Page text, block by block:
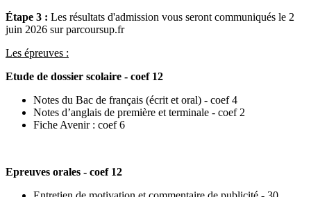
Étape 3 : Les résultats d'admission vous seront communiqués le 2
juin 2026 sur parcoursup.fr
Les épreuves :
Etude de dossier scolaire - coef 12
Notes du Bac de français (écrit et oral) - coef 4
Notes d’anglais de première et terminale - coef 2
Fiche Avenir : coef 6
Epreuves orales - coef 12